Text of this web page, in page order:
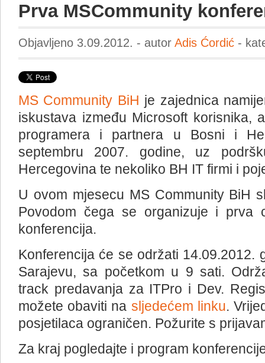
Prva MSCommunity
Objavljeno 3.09.2012. - autor Adis Ćordić -
MS Community BiH je zajednica
iskustava između Microsoft korisnika,
programera i partnera u Bosni i
septembru 2007. godine, uz
Hercegovina te nekoliko BH IT firmi i
U ovom mjesecu MS Community BiH
Povodom čega se organizuje i prva
konferencija.
Konferencija će se održati 14.09.2012.
Sarajevu, sa početkom u 9 sati.
track predavanja za ITPro i Dev.
možete obaviti na sljedećem linku.
posjetilaca ograničen. Požurite s
Za kraj pogledajte i program